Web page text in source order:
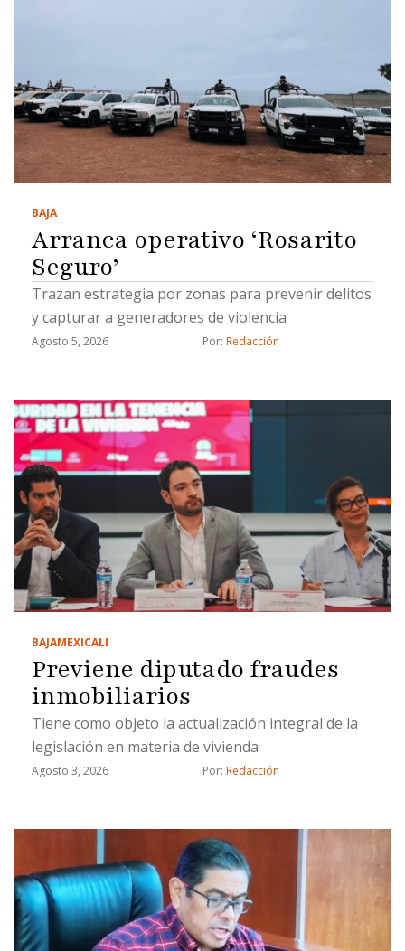
BAJA
Arranca operativo ‘Rosarito
Seguro’
Trazan estrategia por zonas para prevenir delitos
y capturar a generadores de violencia
Agosto 5, 2026 Por: Redacción
BAJAMEXICALI
Previene diputado fraudes
inmobiliarios
Tiene como objeto la actualización integral de la
legislación en materia de vivienda
Agosto 3, 2026 Por: Redacción